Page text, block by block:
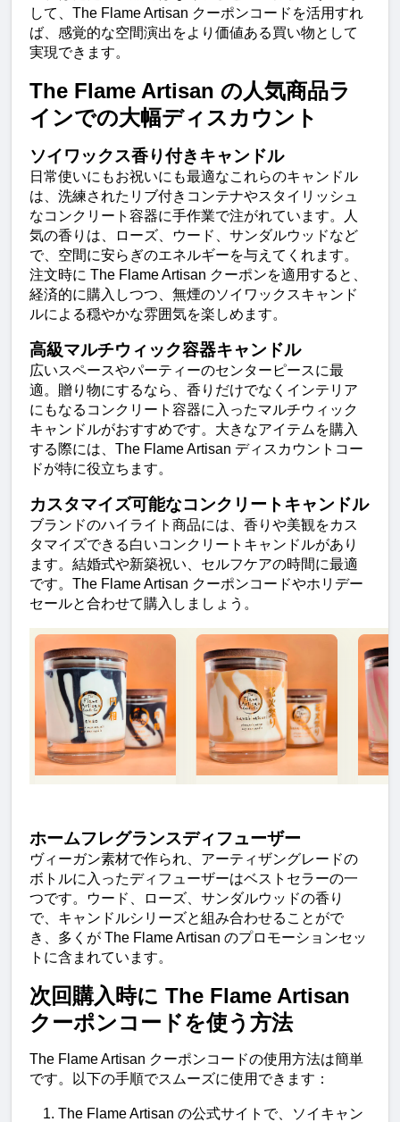
して、The Flame Artisan クーポンコードを活用すれ
ば、感覚的な空間演出をより価値ある買い物として
実現できます。
The Flame Artisan の人気商品ラ
インでの大幅ディスカウント
ソイワックス香り付きキャンドル
日常使いにもお祝いにも最適なこれらのキャンドル
は、洗練されたリブ付きコンテナやスタイリッシュ
なコンクリート容器に手作業で注がれています。人
気の香りは、ローズ、ウード、サンダルウッドなど
で、空間に安らぎのエネルギーを与えてくれます。
注文時に The Flame Artisan クーポンを適用すると、
経済的に購入しつつ、無煙のソイワックスキャンド
ルによる穏やかな雰囲気を楽しめます。
高級マルチウィック容器キャンドル
広いスペースやパーティーのセンターピースに最
適。贈り物にするなら、香りだけでなくインテリア
にもなるコンクリート容器に入ったマルチウィック
キャンドルがおすすめです。大きなアイテムを購入
する際には、The Flame Artisan ディスカウントコー
ドが特に役立ちます。
カスタマイズ可能なコンクリートキャンドル
ブランドのハイライト商品には、香りや美観をカス
タマイズできる白いコンクリートキャンドルがあり
ます。結婚式や新築祝い、セルフケアの時間に最適
です。The Flame Artisan クーポンコードやホリデー
セールと合わせて購入しましょう。
ホームフレグランスディフューザー
ヴィーガン素材で作られ、アーティザングレードの
ボトルに入ったディフューザーはベストセラーの一
つです。ウード、ローズ、サンダルウッドの香り
で、キャンドルシリーズと組み合わせることがで
き、多くが The Flame Artisan のプロモーションセッ
トに含まれています。
次回購入時に The Flame Artisan
クーポンコードを使う方法
The Flame Artisan クーポンコードの使用方法は簡単
です。以下の手順でスムーズに使用できます：
The Flame Artisan の公式サイトで、ソイキャン